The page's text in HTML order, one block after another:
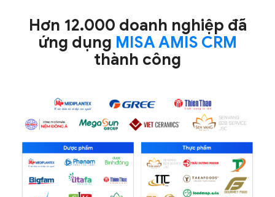
Hơn 12.000 doanh nghiệp đã
ứng dụng MISA AMIS CRM
thành công